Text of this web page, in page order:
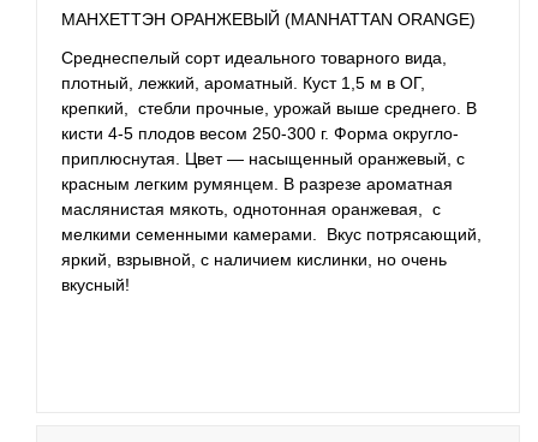
МАНХЕТТЭН ОРАНЖЕВЫЙ (MANHATTAN ORANGE)
Среднеспелый сорт идеального товарного вида,
плотный, лежкий, ароматный. Куст 1,5 м в ОГ,
крепкий, стебли прочные, урожай выше среднего. В
кисти 4-5 плодов весом 250-300 г. Форма округло-
приплюснутая. Цвет — насыщенный оранжевый, с
красным легким румянцем. В разрезе ароматная
маслянистая мякоть, однотонная оранжевая, с
мелкими семенными камерами. Вкус потрясающий,
яркий, взрывной, с наличием кислинки, но очень
вкусный!